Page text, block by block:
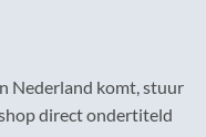
Nederland komt, stuur
direct ondertiteld